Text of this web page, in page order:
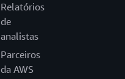
Relatórios
de
analistas
Parceiros
da AWS